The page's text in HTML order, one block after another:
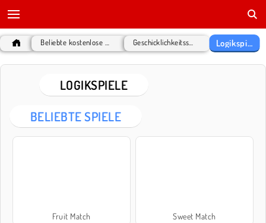
Logikspiele
LOGIKSPIELE
BELIEBTE SPIELE
Fruit Match Sweet Match